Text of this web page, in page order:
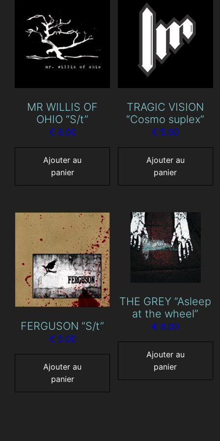
MR WILLIS OF
OHIO “S/t”
€ 8.00
Ajouter au
panier
TRAGIC VISION
“Cosmo suplex”
€ 5.00
Ajouter au
panier
FERGUSON “S/t”
€ 5.00
Ajouter au
panier
THE GREY “Asleep
at the wheel”
€ 8.00
Ajouter au
panier